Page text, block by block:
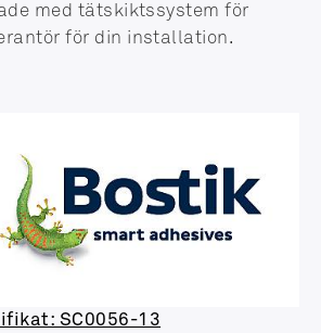
med tätskiktssystem för
för din installation.
SC0056-13